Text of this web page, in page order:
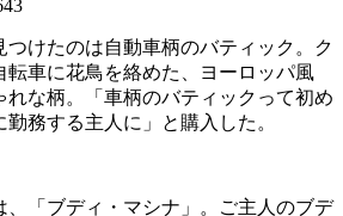
けたのは自動車柄のバティック。ク
転車に花鳥を絡めた、ヨーロッパ風
れな柄。「車柄のバティックって初め
務する主人に」と購入した。
「ブディ・マシナ」。ご主人のブデ